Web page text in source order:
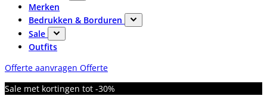
Merken
Bedrukken & Borduren
Sale
Outfits
Offerte aanvragen Offerte
Sale met kortingen tot -30%